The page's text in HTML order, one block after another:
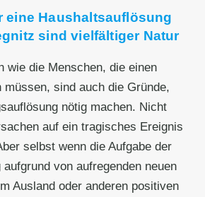
eine Haushaltsauflösung
sind vielfältiger Natur
wie die Menschen, die einen
müssen, sind auch die Gründe,
nötig machen. Nicht
auf ein tragisches Ereignis
selbst wenn die Aufgabe der
von aufregenden neuen
Ausland oder anderen positiven